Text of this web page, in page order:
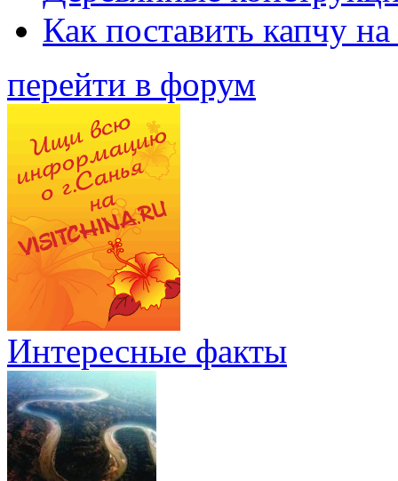
Как поставить капчу
перейти в форум
Интересные факты